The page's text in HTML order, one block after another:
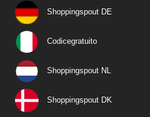
Shoppingspout DE
Codicegratuito
Shoppingspout NL
Shoppingspout DK